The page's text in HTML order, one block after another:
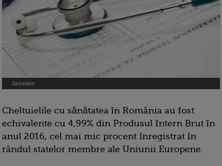
Sanatate
Cheltuielile cu sănătatea în România au fost
echivalente cu 4,99% din Produsul Intern Brut în
anul 2016, cel mai mic procent înregistrat în
rândul statelor membre ale Uniunii Europene.